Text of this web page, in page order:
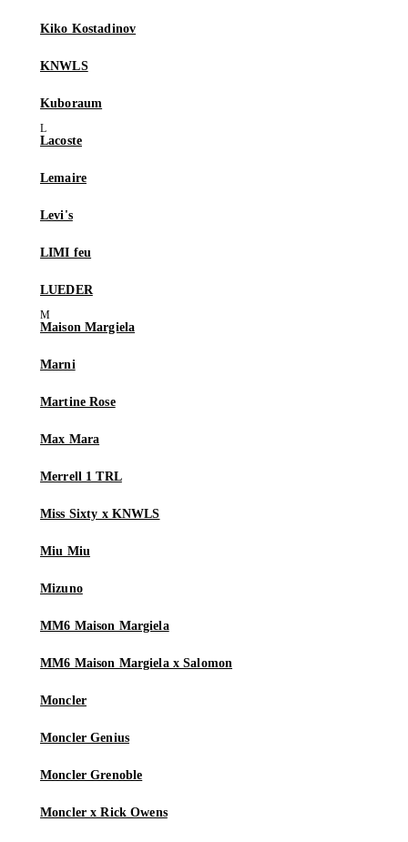
Kiko Kostadinov
KNWLS
Kuboraum
Lacoste
Lemaire
Levi's
LIMI feu
LUEDER
Maison Margiela
Marni
Martine Rose
Max Mara
Merrell 1 TRL
Miss Sixty x KNWLS
Miu Miu
Mizuno
MM6 Maison Margiela
MM6 Maison Margiela x Salomon
Moncler
Moncler Genius
Moncler Grenoble
Moncler x Rick Owens